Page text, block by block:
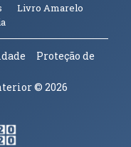
Livro Amarelo
(abre em nova janela)
Proteção de
© 2026